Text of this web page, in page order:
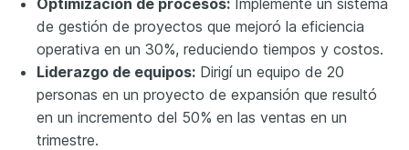
Optimización de procesos: Implementé un sistema
de gestión de proyectos que mejoró la eficiencia
operativa en un 30%, reduciendo tiempos y costos.
Liderazgo de equipos: Dirigí un equipo de 20
personas en un proyecto de expansión que resultó
en un incremento del 50% en las ventas en un
trimestre.